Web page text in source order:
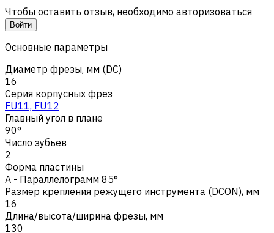
Чтобы оставить отзыв, необходимо авторизоваться
Войти
Основные параметры
Диаметр фрезы, мм (DC)
16
Серия корпусных фрез
FU11, FU12
Главный угол в плане
90°
Число зубьев
2
Форма пластины
A - Параллелограмм 85°
Размер крепления режущего инструмента (DCON), мм
16
Длина/высота/ширина фрезы, мм
130